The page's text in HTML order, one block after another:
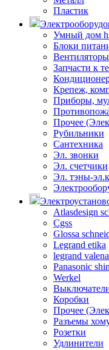
Пластик
Умный дом
Блоки
Вентиляторы
Запчасти к
Крепеж,
Приборы,
Прочее
Рубильники
Сантехника
Эл. звонки
Эл. счетчики
Эл. тэны-
Atlasdesign
Cgss
Glossa
Legrand etika
legrand valena
Panasonic
Werkel
Коробки
Прочее
Разъемы
Розетки
Удлинители